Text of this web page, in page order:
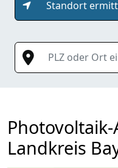
Standort
PLZ oder Ort eingeben
Landkreis